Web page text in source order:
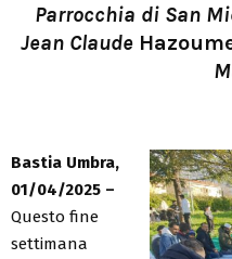
Parrocchia di San
Jean Claude
Bastia Umbra,
01/04/2025 –
Questo fine
settimana